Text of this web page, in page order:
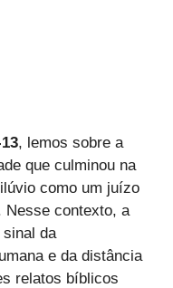
, lemos sobre a
que culminou na
como um juízo
Nesse contexto, a
da
e da distância
relatos bíblicos